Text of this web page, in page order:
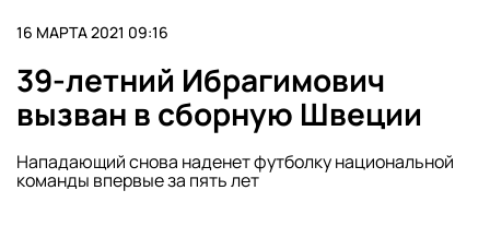
16 МАРТА 2021 09:16
39-летний Ибрагимович
вызван в сборную Швеции
Нападающий снова наденет футболку национальной
команды впервые за пять лет